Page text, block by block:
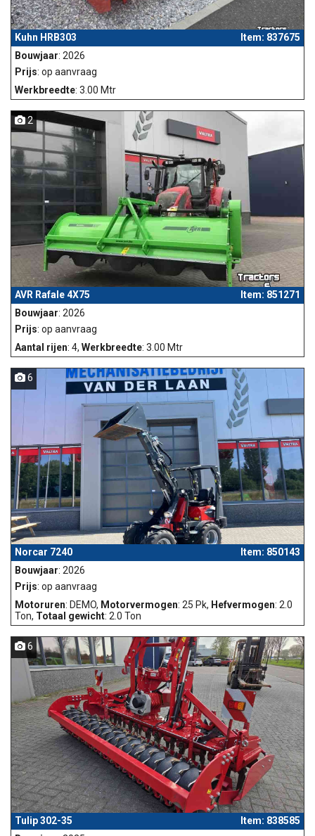
Kuhn HRB303
Item: 837675
Bouwjaar: 2026
Prijs: op aanvraag
Werkbreedte: 3.00 Mtr
2
AVR Rafale 4X75
Item: 851271
Bouwjaar: 2026
Prijs: op aanvraag
Aantal rijen: 4, Werkbreedte: 3.00 Mtr
6
Norcar 7240
Item: 850143
Bouwjaar: 2026
Prijs: op aanvraag
Motoruren: DEMO, Motorvermogen: 25 Pk, Hefvermogen: 2.0
Ton, Totaal gewicht: 2.0 Ton
6
Tulip 302-35
Item: 838585